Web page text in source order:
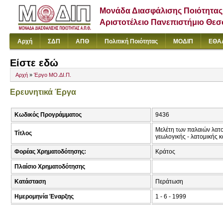
Μονάδα Διασφάλισης Ποιότητας
Αριστοτέλειο Πανεπιστήμιο
Αρχή ΣΔΠ ΑΠΘ Πολιτική Ποιότητας ΜΟΔΙΠ
Είστε εδώ
Αρχή » Έργο ΜΟ.ΔΙ.Π.
Ερευνητικά Έργα
Κωδικός Προγράμματος 9436
Τίτλος
Μελέτη των παλαιών
γεωλογικής - λατομικής
Φορέας Χρηματοδότησης: Κράτος
Πλαίσιο Χρηματοδότησης
Κατάσταση Περάτωση
Ημερομηνία Έναρξης 1 - 6 - 1999